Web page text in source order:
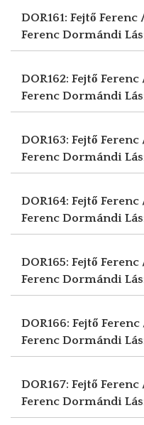
DOR161: Fejtő
Ferenc Dormándi
DOR162: Fejtő
Ferenc Dormándi
DOR163: Fejtő
Ferenc Dormándi
DOR164: Fejtő
Ferenc Dormándi
DOR165: Fejtő
Ferenc Dormándi
DOR166: Fejtő
Ferenc Dormándi
DOR167: Fejtő
Ferenc Dormándi